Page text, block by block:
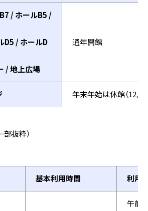
/ ホールB5 /
D5 / ホールD
/ 地上広場
通年開館
年末年始は休館（12月
部抜粋）
基本利用時間 利用
午前